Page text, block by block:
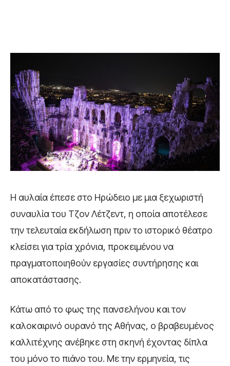
Η αυλαία έπεσε στο Ηρώδειο με μια ξεχωριστή
συναυλία του Τζον Λέτζεντ, η οποία αποτέλεσε
την τελευταία εκδήλωση πριν το ιστορικό θέατρο
κλείσει για τρία χρόνια, προκειμένου να
πραγματοποιηθούν εργασίες συντήρησης και
αποκατάστασης.
Κάτω από το φως της πανσελήνου και τον
καλοκαιρινό ουρανό της Αθήνας, ο βραβευμένος
καλλιτέχνης ανέβηκε στη σκηνή έχοντας δίπλα
του μόνο το πιάνο του. Με την ερμηνεία, τις